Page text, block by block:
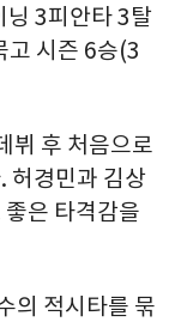
닝 3피안타 3탈
고 시즌 6승(3
뷔 후 처음으로
허경민과 김상
은 타격감을
의 적시타를 묶